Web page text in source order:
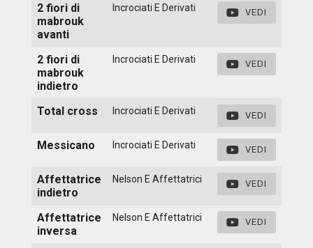
2 fiori di
mabrouk
avanti
Incrociati E Derivati VEDI
2 fiori di
mabrouk
indietro
Incrociati E Derivati VEDI
Total cross Incrociati E Derivati VEDI
Messicano Incrociati E Derivati VEDI
Affettatrice
indietro
Nelson E Affettatrici VEDI
Affettatrice
inversa
Nelson E Affettatrici VEDI